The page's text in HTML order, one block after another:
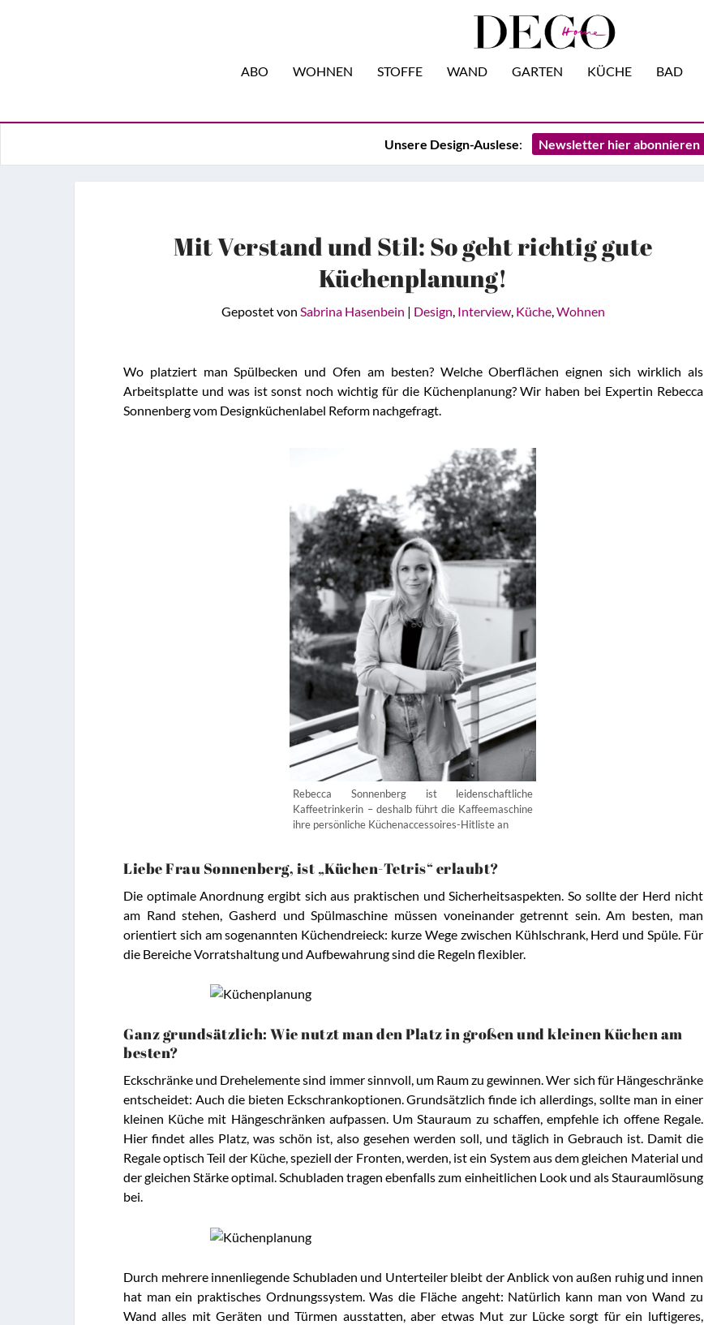
ABO WOHNEN STOFFE WAND GARTEN KÜCHE BAD
Unsere Design-Auslese: Newsletter hier abonnieren
Mit Verstand und Stil: So geht richtig gute
Küchenplanung!
Gepostet von Sabrina Hasenbein | Design, Interview, Küche,Wohnen
Wo platziert man Spülbecken und Ofen am besten? Welche Oberflächen eignen sich wirklich als
Arbeitsplatte und was ist sonst noch wichtig für die Küchenplanung? Wir haben bei Expertin Rebecca
Sonnenberg vom Designküchenlabel Reform nachgefragt.
Rebecca Sonnenberg ist leidenschaftliche
Kaffeetrinkerin – deshalb führt die Kaffeemaschine
ihre persönliche Küchenaccessoires-Hitliste an
Liebe Frau Sonnenberg, ist „Küchen-Tetris“ erlaubt?
Die optimale Anordnung ergibt sich aus praktischen und Sicherheitsaspekten. So sollte der Herd nicht
am Rand stehen, Gasherd und Spülmaschine müssen voneinander getrennt sein. Am besten, man
orientiert sich am sogenannten Küchendreieck: kurze Wege zwischen Kühlschrank, Herd und Spüle. Für
die Bereiche Vorratshaltung und Aufbewahrung sind die Regeln flexibler.
Ganz grundsätzlich: Wie nutzt man den Platz in großen und kleinen Küchen am
besten?
Eckschränke und Drehelemente sind immer sinnvoll, um Raum zu gewinnen. Wer sich für Hängeschränke
entscheidet: Auch die bieten Eckschrankoptionen. Grundsätzlich finde ich allerdings, sollte man in einer
kleinen Küche mit Hängeschränken aufpassen. Um Stauraum zu schaffen, empfehle ich offene Regale.
Hier findet alles Platz, was schön ist, also gesehen werden soll, und täglich in Gebrauch ist. Damit die
Regale optisch Teil der Küche, speziell der Fronten, werden, ist ein System aus dem gleichen Material und
der gleichen Stärke optimal. Schubladen tragen ebenfalls zum einheitlichen Look und als Stauraumlösung
bei.
Durch mehrere innenliegende Schubladen und Unterteiler bleibt der Anblick von außen ruhig und innen
hat man ein praktisches Ordnungssystem. Was die Fläche angeht: Natürlich kann man von Wand zu
Wand alles mit Geräten und Türmen ausstatten, aber etwas Mut zur Lücke sorgt für ein luftigeres,